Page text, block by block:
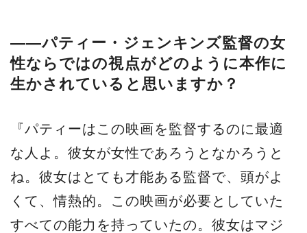
――パティー・ジェンキンズ監督の女
性ならではの視点がどのように本作に
生かされていると思いますか？
『パティーはこの映画を監督するのに最適
な人よ。彼女が女性であろうとなかろうと
ね。彼女はとても才能ある監督で、頭がよ
くて、情熱的。この映画が必要としていた
すべての能力を持っていたの。彼女はマジ